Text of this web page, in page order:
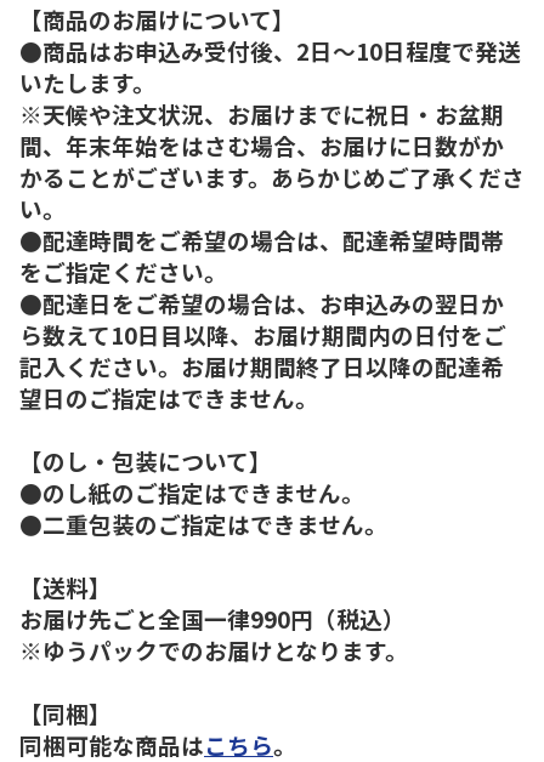
【商品のお届けについて】
●商品はお申込み受付後、2日～10日程度で発送
いたします。
※天候や注文状況、お届けまでに祝日・お盆期
間、年末年始をはさむ場合、お届けに日数がか
かることがございます。あらかじめご了承くださ
い。
●配達時間をご希望の場合は、配達希望時間帯
をご指定ください。
●配達日をご希望の場合は、お申込みの翌日か
ら数えて10日目以降、お届け期間内の日付をご
記入ください。お届け期間終了日以降の配達希
望日のご指定はできません。
【のし・包装について】
●のし紙のご指定はできません。
●二重包装のご指定はできません。
【送料】
お届け先ごと全国一律990円（税込）
※ゆうパックでのお届けとなります。
【同梱】
同梱可能な商品はこちら。